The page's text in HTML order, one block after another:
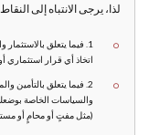
لذا، يرجى الانتباه إلى النقاط
1. فيما يتعلق
اتخاذ أي قرار استثماري
2. فيما يتعلق بالتأمين
والسياسات الخاصة
(مثل مفتٍ أو محامٍ أو